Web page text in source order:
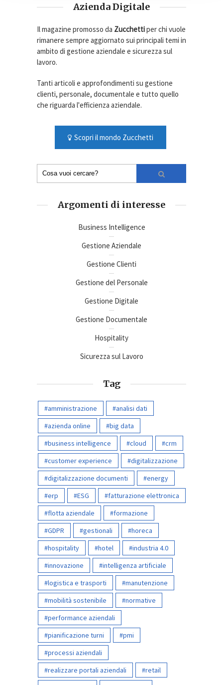
Azienda Digitale
Il magazine promosso da Zucchettiper chi vuole
rimanere sempre aggiornato sui principali temi in
ambito di gestione aziendale e sicurezza sul
lavoro.
Tanti articoli e approfondimenti su gestione
clienti, personale, documentale e tutto quello
che riguarda l'efficienza aziendale.
Scopri il mondo Zucchetti
Argomenti di interesse
Business Intelligence
Gestione Aziendale
Gestione Clienti
Gestione del Personale
Gestione Digitale
Gestione Documentale
Hospitality
Sicurezza sul Lavoro
Tag
amministrazione
analisi dati
azienda online
big data
business intelligence
cloud
crm
customer experience
digitalizzazione
digitalizzazione documenti
energy
erp
ESG
fatturazione elettronica
flotta aziendale
formazione
GDPR
gestionali
horeca
hospitality
hotel
industria 4.0
innovazione
intelligenza artificiale
logistica e trasporti
manutenzione
mobilità sostenibile
normative
performance aziendali
pianificazione turni
pmi
processi aziendali
realizzare portali aziendali
retail